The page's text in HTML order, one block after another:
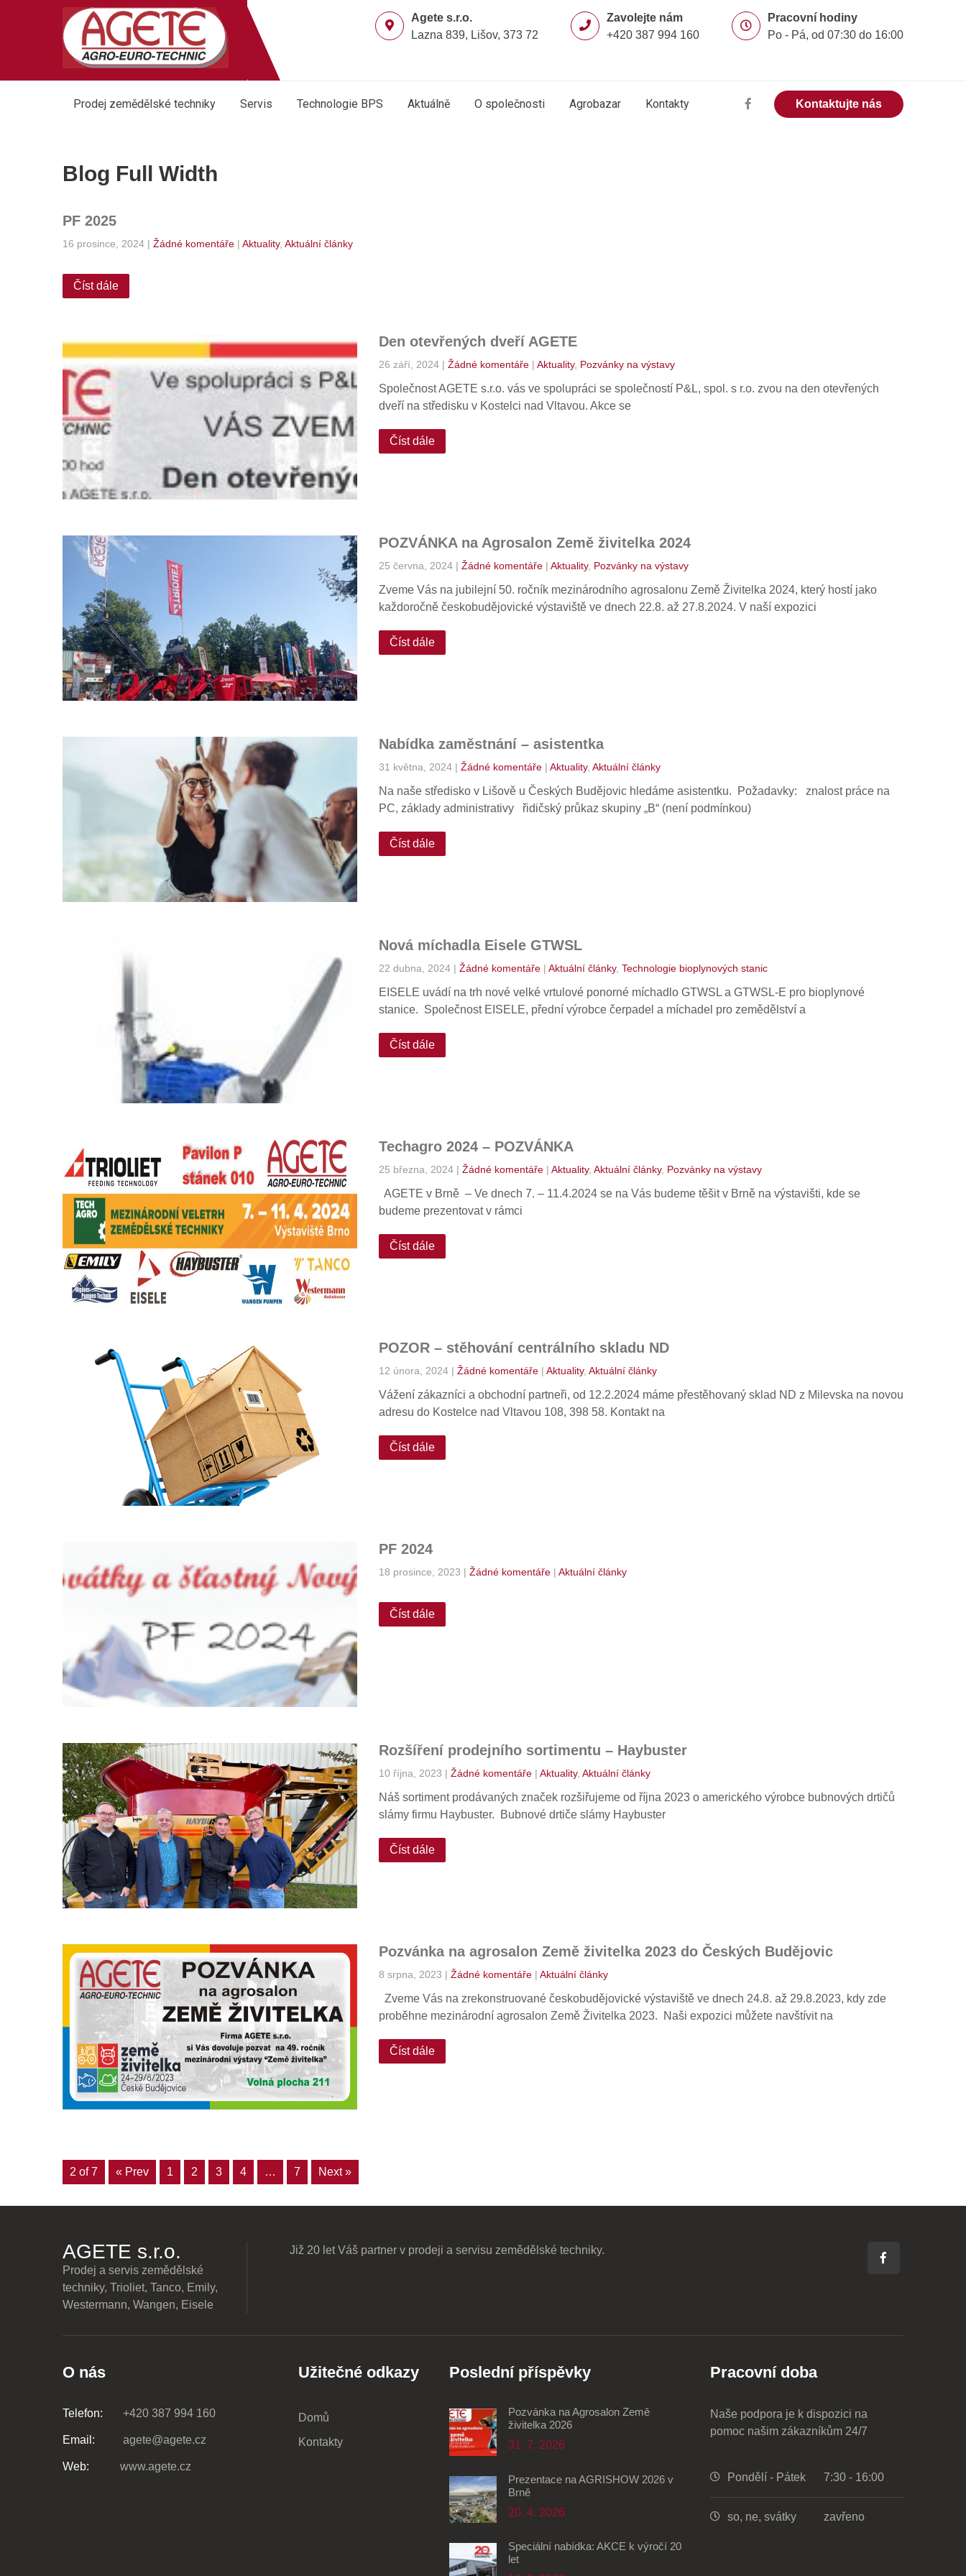
Agete s.r.o.
Lazna 839, Lišov, 373 72
Zavolejte nám
+420 387 994 160
Pracovní hodiny
Po - Pá, od 07:30 do 16:00
Prodej zemědělské techniky Servis Technologie BPS Aktuálně O společnosti Agrobazar Kontakty Kontaktujte nás
Blog Full Width
PF 2025
16 prosince, 2024 | Žádné komentáře | Aktuality, Aktuální články
Číst dále
Den otevřených dveří AGETE
26 září, 2024| Žádné komentáře| Aktuality, Pozvánky na výstavy
Společnost AGETE s.r.o. vás ve spolupráci se společností P&L, spol. s r.o. zvou na den otevřených
dveří na středisku v Kostelci nad Vltavou. Akce se
Číst dále
POZVÁNKA na Agrosalon Země živitelka 2024
25 června, 2024| Žádné komentáře| Aktuality, Pozvánky na výstavy
Zveme Vás na jubilejní 50. ročník mezinárodního agrosalonu Země Živitelka 2024, který hostí jako
každoročně českobudějovické výstaviště ve dnech 22.8. až 27.8.2024. V naší expozici
Číst dále
Nabídka zaměstnání – asistentka
31 května, 2024| Žádné komentáře| Aktuality, Aktuální články
Na naše středisko v Lišově u Českých Budějovic hledáme asistentku. Požadavky: znalost práce na
PC, základy administrativy řidičský průkaz skupiny „B“ (není podmínkou)
Číst dále
Nová míchadla Eisele GTWSL
22 dubna, 2024| Žádné komentáře| Aktuální články, Technologie bioplynových stanic
EISELE uvádí na trh nové velké vrtulové ponorné míchadlo GTWSL a GTWSL-E pro bioplynové
stanice. Společnost EISELE, přední výrobce čerpadel a míchadel pro zemědělství a
Číst dále
Techagro 2024 – POZVÁNKA
25 března, 2024| Žádné komentáře| Aktuality, Aktuální články, Pozvánky na výstavy
AGETE v Brně – Ve dnech 7. – 11.4.2024 se na Vás budeme těšit v Brně na výstavišti, kde se
budeme prezentovat v rámci
Číst dále
POZOR – stěhování centrálního skladu ND
12 února, 2024| Žádné komentáře| Aktuality, Aktuální články
Vážení zákazníci a obchodní partneři, od 12.2.2024 máme přestěhovaný sklad ND z Milevska na novou
adresu do Kostelce nad Vltavou 108, 398 58. Kontakt na
Číst dále
PF 2024
18 prosince, 2023 | Žádné komentáře| Aktuální články
Číst dále
Rozšíření prodejního sortimentu – Haybuster
10 října, 2023 | Žádné komentáře| Aktuality, Aktuální články
Náš sortiment prodávaných značek rozšiřujeme od října 2023 o amerického výrobce bubnových drtičů
slámy firmu Haybuster. Bubnové drtiče slámy Haybuster
Číst dále
Pozvánka na agrosalon Země živitelka 2023 do Českých Budějovic
8 srpna, 2023 | Žádné komentáře| Aktuální články
Zveme Vás na zrekonstruované českobudějovické výstaviště ve dnech 24.8. až 29.8.2023, kdy zde
proběhne mezinárodní agrosalon Země Živitelka 2023. Naši expozici můžete navštívit na
Číst dále
2 of 7 « Prev 1 2 3 4 … 7 Next »
AGETE s.r.o.
Prodej a servis zemědělské
techniky, Trioliet, Tanco, Emily,
Westermann, Wangen, Eisele
Již 20 let Váš partner v prodeji a servisu zemědělské techniky.
O nás
Telefon: +420 387 994 160
Email: agete@agete.cz
Web: www.agete.cz
Užitečné odkazy
Domů
Kontakty
Poslední příspěvky
Pozvánka na Agrosalon Země
živitelka 2026
31. 7. 2026
Prezentace na AGRISHOW 2026 v
Brně
20. 4. 2026
Speciální nabídka: AKCE k výročí 20
let
Pracovní doba
Naše podpora je k dispozici na
pomoc našim zákazníkům 24/7
Pondělí - Pátek 7:30 - 16:00
so, ne, svátky zavřeno